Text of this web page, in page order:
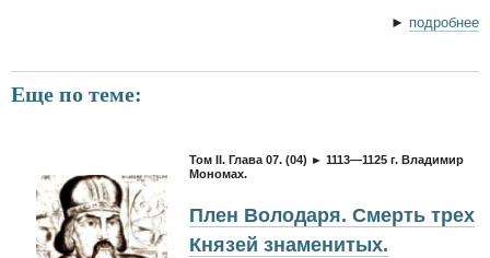
► подробнее
Еще по теме:
Том II. Глава 07. (04) ► 1113—1125 г. Владимир
Мономах.
Плен Володаря. Смерть трех
Князей знаменитых.